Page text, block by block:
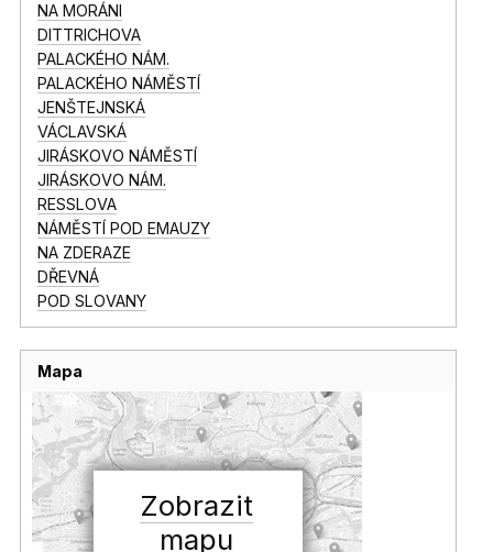
NA MORÁNI
DITTRICHOVA
PALACKÉHO NÁM.
PALACKÉHO NÁMĚSTÍ
JENŠTEJNSKÁ
VÁCLAVSKÁ
JIRÁSKOVO NÁMĚSTÍ
JIRÁSKOVO NÁM.
RESSLOVA
NÁMĚSTÍ POD EMAUZY
NA ZDERAZE
DŘEVNÁ
POD SLOVANY
Mapa
Zobrazit
mapu